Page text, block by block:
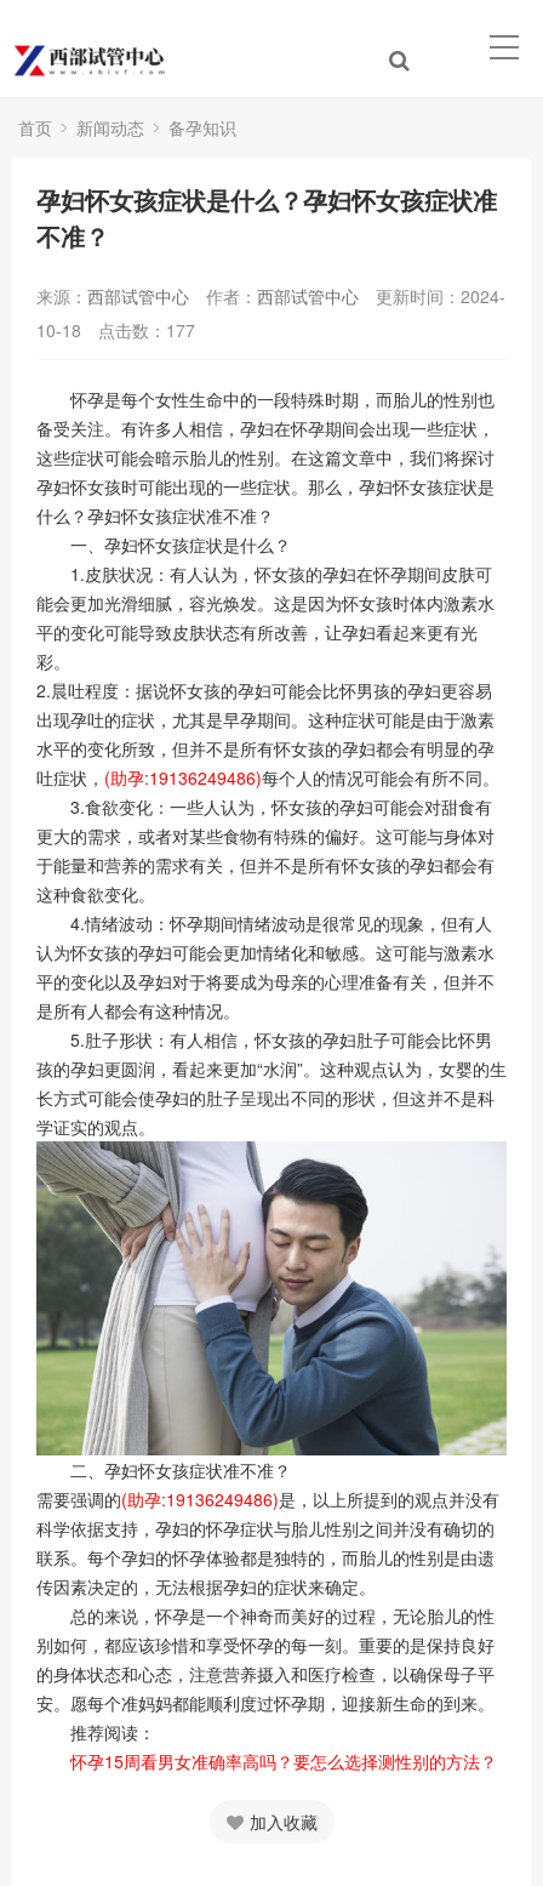
首页 新闻动态 备孕知识
孕妇怀女孩症状是什么？孕妇怀女孩症状准
不准？
来源： 西部试管中心 作者： 西部试管中心
更新时间：2024-
10-18
点击数： 177
怀孕是每个女性生命中的一段特殊时期，而胎儿的性别也
备受关注。有许多人相信，孕妇在怀孕期间会出现一些症状，
这些症状可能会暗示胎儿的性别。在这篇文章中，我们将探讨
孕妇怀女孩时可能出现的一些症状。那么，孕妇怀女孩症状是
什么？孕妇怀女孩症状准不准？
一、孕妇怀女孩症状是什么？
1.皮肤状况：有人认为，怀女孩的孕妇在怀孕期间皮肤可
能会更加光滑细腻，容光焕发。这是因为怀女孩时体内激素水
平的变化可能导致皮肤状态有所改善，让孕妇看起来更有光
彩。
2.晨吐程度：据说怀女孩的孕妇可能会比怀男孩的孕妇更容易
出现孕吐的症状，尤其是早孕期间。这种症状可能是由于激素
水平的变化所致，但并不是所有怀女孩的孕妇都会有明显的孕
吐症状， (助孕:19136249486)每个人的情况可能会有所不同。
3.食欲变化：一些人认为，怀女孩的孕妇可能会对甜食有
更大的需求，或者对某些食物有特殊的偏好。这可能与身体对
于能量和营养的需求有关，但并不是所有怀女孩的孕妇都会有
这种食欲变化。
4.情绪波动：怀孕期间情绪波动是很常见的现象，但有人
认为怀女孩的孕妇可能会更加情绪化和敏感。这可能与激素水
平的变化以及孕妇对于将要成为母亲的心理准备有关，但并不
是所有人都会有这种情况。
5.肚子形状：有人相信，怀女孩的孕妇肚子可能会比怀男
孩的孕妇更圆润，看起来更加“水润”。这种观点认为，女婴的生
长方式可能会使孕妇的肚子呈现出不同的形状，但这并不是科
学证实的观点。
二、孕妇怀女孩症状准不准？
需要强调的(助孕:19136249486)是，以上所提到的观点并没有
科学依据支持，孕妇的怀孕症状与胎儿性别之间并没有确切的
联系。每个孕妇的怀孕体验都是独特的，而胎儿的性别是由遗
传因素决定的，无法根据孕妇的症状来确定。
总的来说，怀孕是一个神奇而美好的过程，无论胎儿的性
别如何，都应该珍惜和享受怀孕的每一刻。重要的是保持良好
的身体状态和心态，注意营养摄入和医疗检查，以确保母子平
安。愿每个准妈妈都能顺利度过怀孕期，迎接新生命的到来。
推荐阅读：
怀孕15周看男女准确率高吗？要怎么选择测性别的方法？
加入收藏